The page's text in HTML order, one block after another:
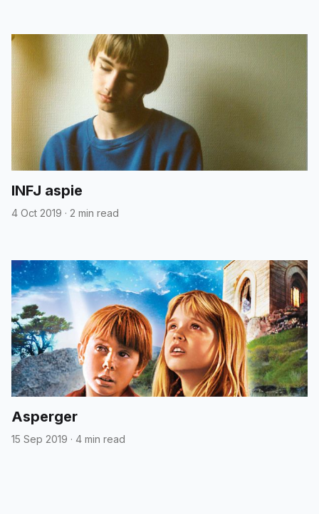
INFJ aspie
4 Oct 2019 · 2 min read
Asperger
15 Sep 2019 · 4 min read